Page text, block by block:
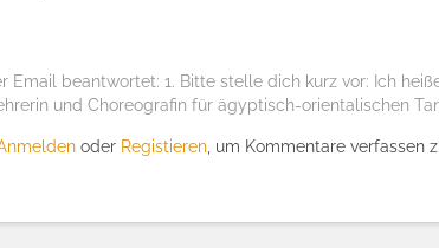
Email beantwortet: 1. Bitte stelle dich kurz vor: Ich
und Choreografin für ägyptisch-orientalischen
oder Registieren, um Kommentare verfassen